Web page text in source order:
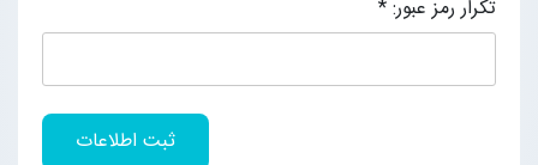
تکرار رمز عبور:*
ثبت اطلاعات